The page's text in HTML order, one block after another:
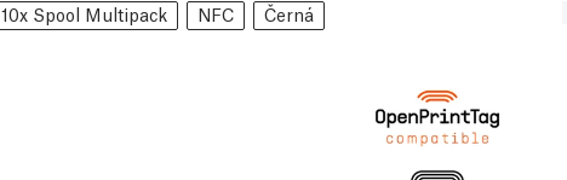
10x Spool Multipack NFC Černá